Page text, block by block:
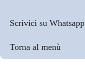
Scrivici su Whatsapp
Torna al menù